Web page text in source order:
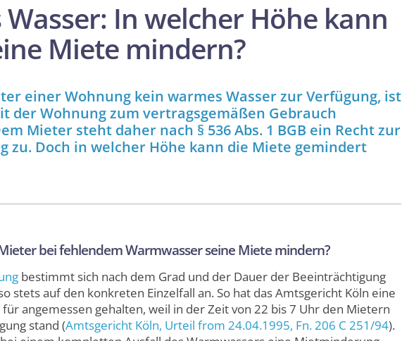
In welcher Höhe kann
Miete mindern?
einer Wohnung kein warmes Wasser zur Verfügung, ist
der Wohnung zum vertragsgemäßen Gebrauch
Mieter steht daher nach § 536 Abs. 1 BGB ein Recht zur
zu. Doch in welcher Höhe kann die Miete gemindert
bei fehlendem Warmwasser seine Miete mindern?
bestimmt sich nach dem Grad und der Dauer der Beeinträchtigung
stets auf den konkreten Einzelfall an. So hat das Amtsgericht Köln eine
angemessen gehalten, weil in der Zeit von 22 bis 7 Uhr den Mietern
stand (Amtsgericht Köln, Urteil from 24.04.1995, Fn. 206 C 251/94).